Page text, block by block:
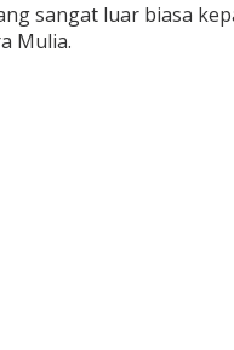
sangat luar biasa
Mulia.